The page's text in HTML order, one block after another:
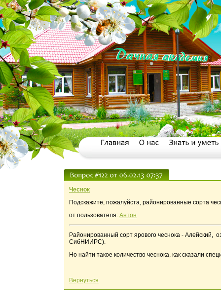
Чеснок
Подскажите, пожалуйста, районированные сорта
от пользователя: Антон
Районированный сорт ярового чеснока - Алейский,
СибНИИРС).
Но найти такое количество чеснока, как сказали
Вернуться